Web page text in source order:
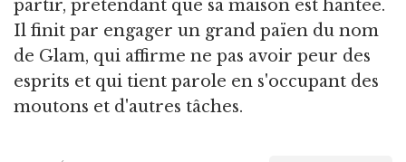
partir, prétendant que sa maison est hantée.
Il finit par engager un grand païen du nom
de Glam, qui affirme ne pas avoir peur des
esprits et qui tient parole en s'occupant des
moutons et d'autres tâches.